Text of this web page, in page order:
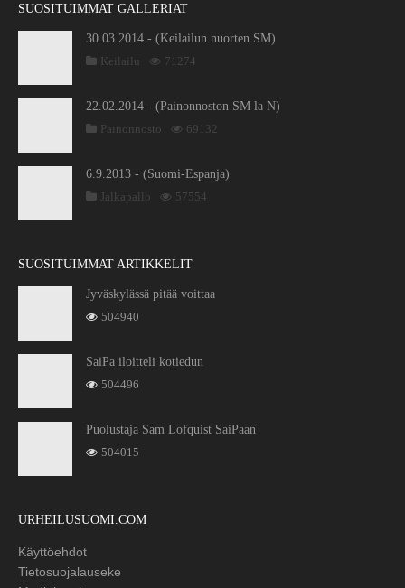
SUOSITUIMMAT GALLERIAT
30.03.2014 - (Keilailun nuorten SM)
Keilailu
71274
22.02.2014 - (Painonnoston SM la N)
Painonnosto
69132
6.9.2013 - (Suomi-Espanja)
Jalkapallo
57554
SUOSITUIMMAT ARTIKKELIT
Jyväskylässä pitää voittaa
504940
SaiPa iloitteli kotiedun
504496
Puolustaja Sam Lofquist SaiPaan
504015
URHEILUSUOMI.COM
Käyttöehdot
Tietosuojalauseke